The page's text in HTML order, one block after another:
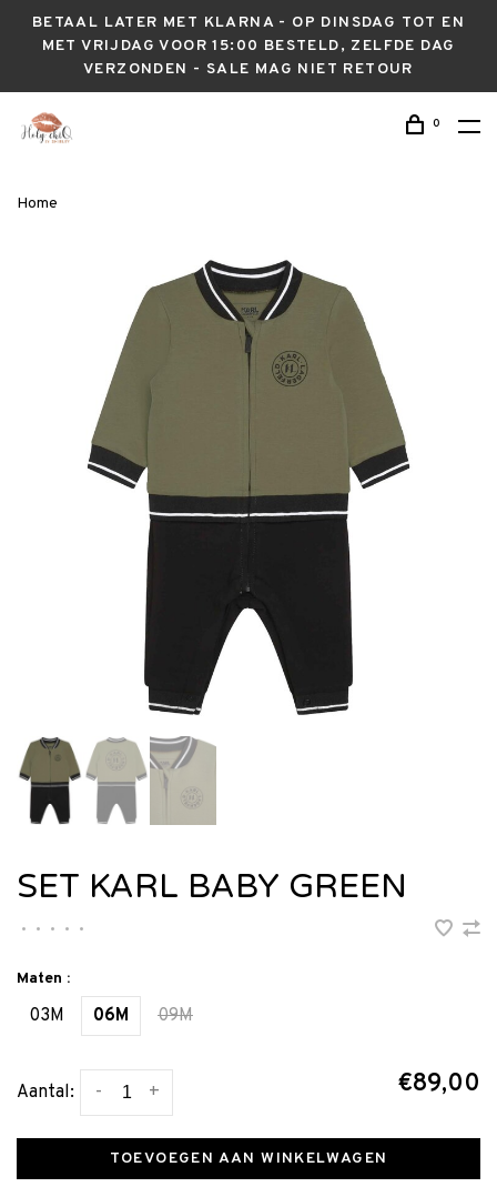
BETAAL LATER MET KLARNA - OP DINSDAG TOT EN
MET VRIJDAG VOOR 15:00 BESTELD, ZELFDE DAG
VERZONDEN - SALE MAG NIET RETOUR
0
Home
SET KARL BABY GREEN
• • • • •
Maten :
03M 06M 09M
Aantal: +
- €89,00
TOEVOEGEN AAN WINKELWAGEN